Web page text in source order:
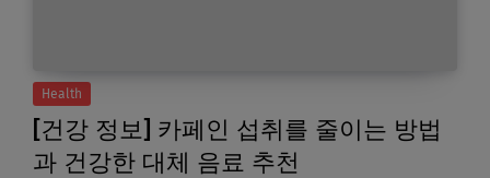
Health
[건강 정보] 카페인 섭취를 줄이는 방법
과 건강한 대체 음료 추천